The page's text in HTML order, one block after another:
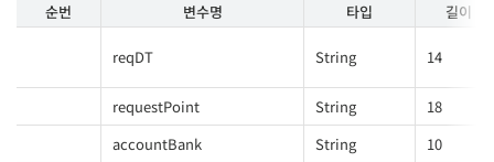
순번 변수명 타입 길이
reqDT String 14
requestPoint String
18
accountBank
String
10